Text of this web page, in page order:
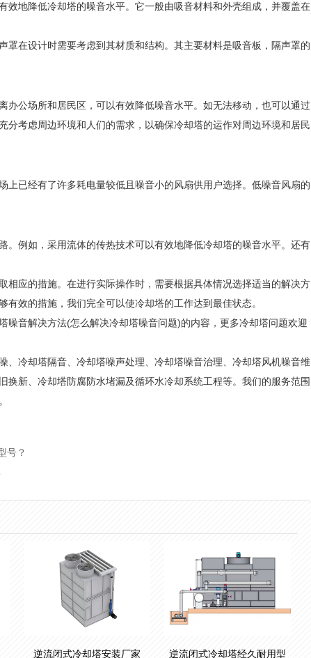
效地降低冷却塔的噪音水平。它一般由吸音材料和外壳组成，并覆盖在
在设计时需要考虑到其材质和结构。其主要材料是吸音板，隔声罩的
公场所和居民区，可以有效降低噪音水平。如无法移动，也可以通过
考虑周边环境和人们的需求，以确保冷却塔的运作对周边环境和居民
已经有了许多耗电量较低且噪音小的风扇供用户选择。低噪音风扇的
例如，采用流体的传热技术可以有效地降低冷却塔的噪音水平。还有
应的措施。在进行实际操作时，需要根据具体情况选择适当的解决方
效的措施，我们完全可以使冷却塔的工作达到最佳状态。
噪音解决方法​(怎么解决冷却塔噪音问题)的内容，更多冷却塔问题欢迎
、冷却塔隔音、冷却塔噪声处理、冷却塔噪音治理、冷却塔风机噪音维
新、冷却塔防腐防水堵漏及循环水冷却系统工程等。我们的服务范围
号？
逆流闭式冷却塔安装厂家 逆流闭式冷却塔经久耐用型